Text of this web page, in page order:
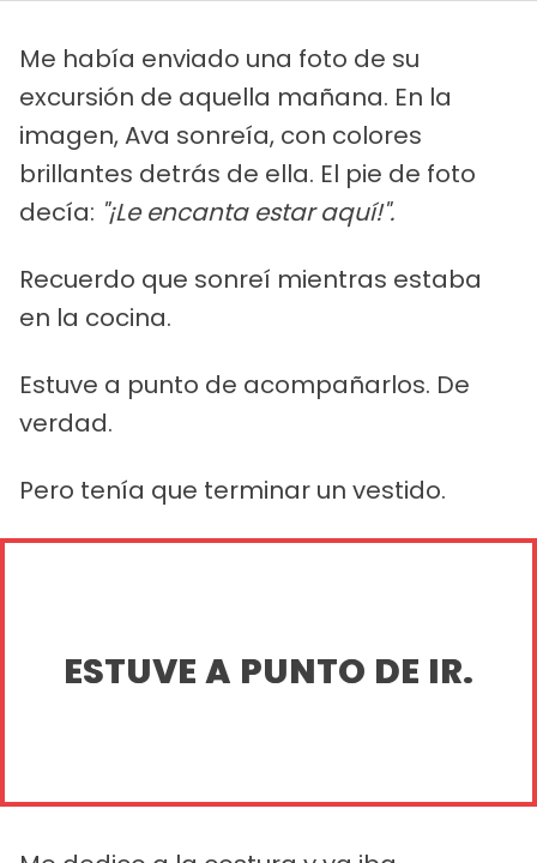
Me había enviado una foto de su
excursión de aquella mañana. En la
imagen, Ava sonreía, con colores
brillantes detrás de ella. El pie de foto
decía: "¡Le encanta estar aquí!".
Recuerdo que sonreí mientras estaba
en la cocina.
Estuve a punto de acompañarlos. De
verdad.
Pero tenía que terminar un vestido.
ESTUVE A PUNTO DE IR.